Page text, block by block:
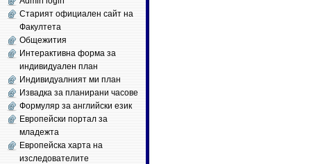
Старият официален сайт на
Факултета
Общежития
Интерактивна форма за
индивидуален план
Индивидуалният ми план
Извадка за планирани часове
Формуляр за английски език
Европейски портал за
младежта
Европейска харта на
изследователите